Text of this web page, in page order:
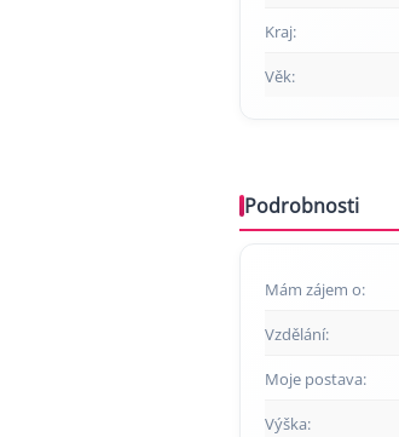
Kraj:
Věk:
Podrobnosti
Mám zájem o:
Vzdělání:
Moje postava:
Výška: